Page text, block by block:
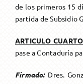
de los primeros 15
partida de Subsidio
ARTICULO CUARTO
pase a Contaduría
Firmado:Dres.